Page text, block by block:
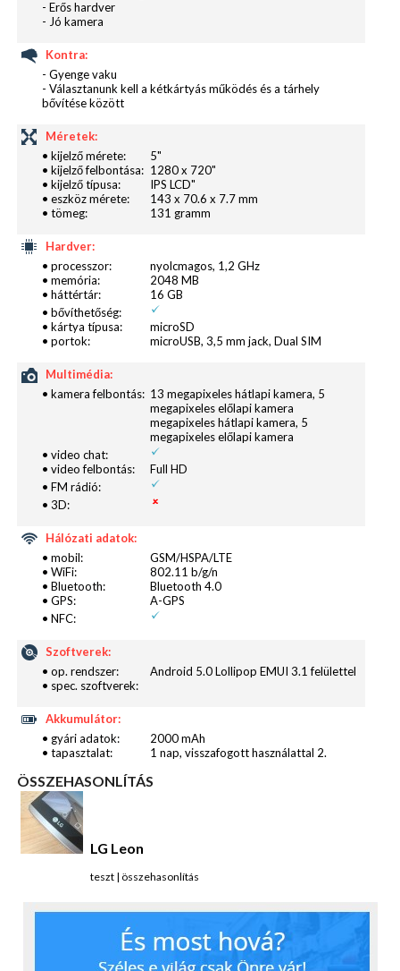
dobta fel a Google rendszerét.
Android esetén megszokott struktúrával találkozik,
itt az iPhone-okhoz hasonlóan mindent a
főmenüből érünk el. A widgetek azért megmaradtak,
így az eddig használt androidos kiegészítőktől sem
témázható, így akár egyedi, nekünk tetsző kinézettel
is felruházhatjuk a telefonunkat. Ezt nyugodtan meg
is tehetjük, a sebesség ugyanis minden esetben
megfelelő. Mindez elsősorban a Huawei által
fejlesztett HiSilicon Kirin 620 chipsetnek
köszönhető. Ez egy nyolcmagos, 1,2 GHz-es
processzort rejt, amely így bátran megbirkózik a
kihívásokkal. Mellé 2 GB RAM került beépítésre,
azaz az erőforrás igényes alkalmazásokkal sem lesz
gond.
- Erős hardver
- Jó kamera
Kontra:
- Gyenge vaku
- Választanunk kell a kétkártyás működés és a tárhely
bővítése között
Méretek:
• kijelző mérete:
5"
• kijelző felbontása: 1280 x 720"
• kijelző típusa:
IPS LCD"
• eszköz mérete:
143 x 70.6 x 7.7 mm
• tömeg:
131 gramm
Hardver:
• processzor:
nyolcmagos, 1,2 GHz
• memória:
2048 MB
• háttértár:
16 GB
• bővíthetőség:
• kártya típusa:
microSD
• portok:
microUSB, 3,5 mm jack, Dual SIM
Multimédia:
• kamera felbontás: 13 megapixeles hátlapi kamera, 5
megapixeles előlapi kamera
megapixeles hátlapi kamera, 5
megapixeles előlapi kamera
• video chat:
• video felbontás:
Full HD
• FM rádió:
• 3D:
Hálózati adatok:
• mobil:
GSM/HSPA/LTE
• WiFi:
802.11 b/g/n
• Bluetooth:
Bluetooth 4.0
• GPS:
A-GPS
• NFC:
Szoftverek:
• op. rendszer:
Android 5.0 Lollipop EMUI 3.1 felülettel
• spec. szoftverek:
Akkumulátor:
• gyári adatok:
2000 mAh
• tapasztalat:
1 nap, visszafogott használattal 2.
ÖSSZEHASONLÍTÁS
LG Leon
teszt| összehasonlítás